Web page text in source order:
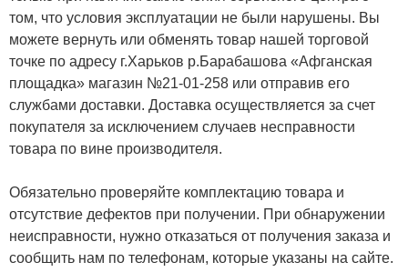
том, что условия эксплуатации не были нарушены. Вы
можете вернуть или обменять товар нашей торговой
точке по адресу г.Харьков р.Барабашова «Афганская
площадка» магазин №21-01-258 или отправив его
службами доставки. Доставка осуществляется за счет
покупателя за исключением случаев несправности
товара по вине производителя.
Обязательно проверяйте комплектацию товара и
отсутствие дефектов при получении. При обнаружении
неисправности, нужно отказаться от получения заказа и
сообщить нам по телефонам, которые указаны на сайте.